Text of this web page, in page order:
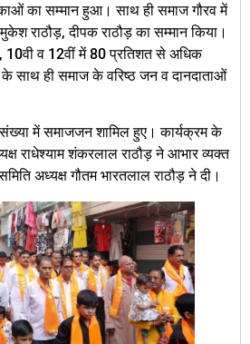
का सम्मान हुआ। साथ ही समाज गौरव में
राठौड़, दीपक राठौड़ का सम्मान किया।
10वी व 12वीं में 80 प्रतिशत से अधिक
के साथ ही समाज के वरिष्ठ जन व दानदाताओं
में समाजजन शामिल हुए। कार्यक्रम के
राधेश्याम शंकरलाल राठौड़ ने आभार व्यक्त
अध्यक्ष गौतम भारतलाल राठौड़ ने दी।